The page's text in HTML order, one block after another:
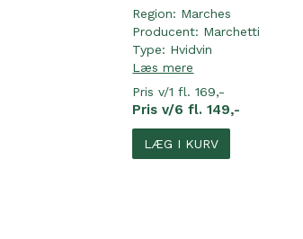
Region: Marches
Producent: Marchetti
Type: Hvidvin
Læs mere
Pris v/1 fl. 169,-
Pris v/6 fl. 149,-
LÆG I KURV